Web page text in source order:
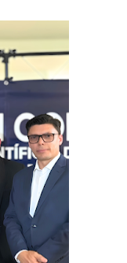
desarrollo
al curso de
médicos en
en El Vigía con
en el sector La
vacacional de
Mundial de la